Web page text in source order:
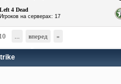
Left 4 Dead
Игроков на серверах: 17
10 вперед »